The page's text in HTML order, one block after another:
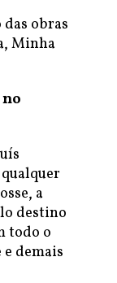
obras
Minha
a
destino
todo o
demais